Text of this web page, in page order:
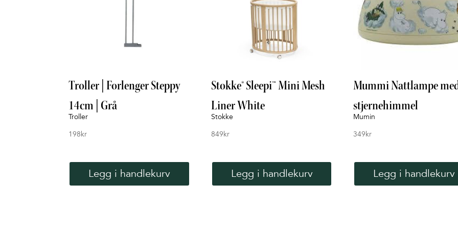
Troller | Forlenger Steppy
14cm | Grå
Troller
198kr
Legg i handlekurv
Stokke® Sleepi™ Mini Mesh
Liner White
Stokke
849kr
Legg i handlekurv
Mummi Nattlampe
stjernehimmel
Mumin
349kr
Legg i handlekurv